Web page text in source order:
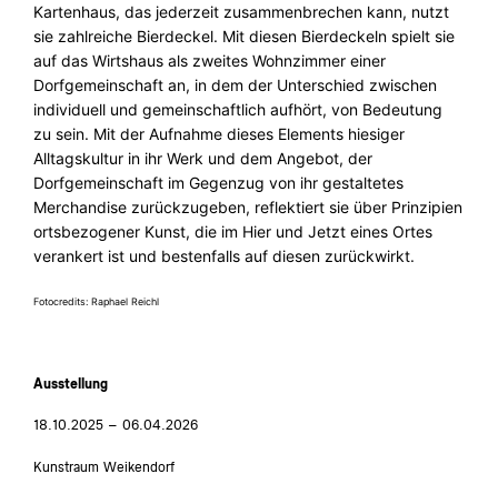
Kartenhaus, das jederzeit zusammenbrechen kann, nutzt
sie zahlreiche Bierdeckel. Mit diesen Bierdeckeln spielt sie
auf das Wirtshaus als zweites Wohnzimmer einer
Dorfgemeinschaft an, in dem der Unterschied zwischen
individuell und gemeinschaftlich aufhört, von Bedeutung
zu sein. Mit der Aufnahme dieses Elements hiesiger
Alltagskultur in ihr Werk und dem Angebot, der
Dorfgemeinschaft im Gegenzug von ihr gestaltetes
Merchandise zurückzugeben, reflektiert sie über Prinzipien
ortsbezogener Kunst, die im Hier und Jetzt eines Ortes
verankert ist und bestenfalls auf diesen zurückwirkt.
Fotocredits: Raphael Reichl
Ausstellung
18.10.2025 – 06.04.2026
Kunstraum Weikendorf